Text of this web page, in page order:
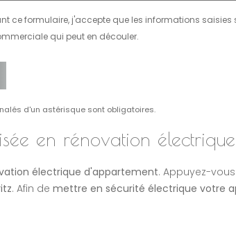
ce formulaire, j'accepte que les informations
qui peut en découler.
d'un astérisque sont obligatoires.
en rénovation
électrique d'appartement. Appuyez-
. Afin de mettre en sécurité électrique votre